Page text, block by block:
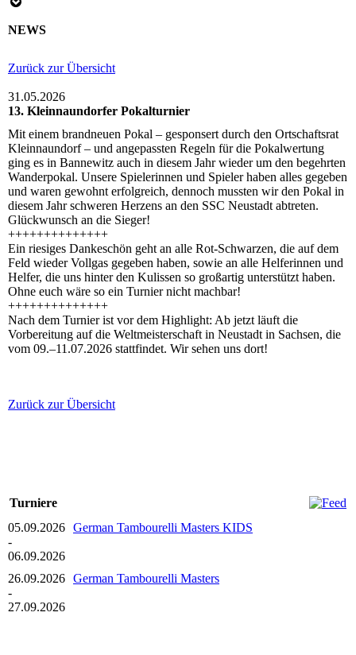
NEWS
Zurück zur Übersicht
31.05.2026
13. Kleinnaundorfer Pokalturnier
Mit einem brandneuen Pokal – gesponsert durch den Ortschaftsrat
Kleinnaundorf – und angepassten Regeln für die Pokalwertung
ging es in Bannewitz auch in diesem Jahr wieder um den begehrten
Wanderpokal. Unsere Spielerinnen und Spieler haben alles gegeben
und waren gewohnt erfolgreich, dennoch mussten wir den Pokal in
diesem Jahr schweren Herzens an den SSC Neustadt abtreten.
Glückwunsch an die Sieger!
++++++++++++++
Ein riesiges Dankeschön geht an alle Rot-Schwarzen, die auf dem
Feld wieder Vollgas gegeben haben, sowie an alle Helferinnen und
Helfer, die uns hinter den Kulissen so großartig unterstützt haben.
Ohne euch wäre so ein Turnier nicht machbar!
++++++++++++++
Nach dem Turnier ist vor dem Highlight: Ab jetzt läuft die
Vorbereitung auf die Weltmeisterschaft in Neustadt in Sachsen, die
vom 09.–11.07.2026 stattfindet. Wir sehen uns dort!
Zurück zur Übersicht
Turniere
05.09.2026
-
06.09.2026
German Tambourelli Masters KIDS
26.09.2026
-
27.09.2026
German Tambourelli Masters